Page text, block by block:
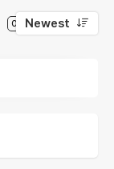
0 Newest